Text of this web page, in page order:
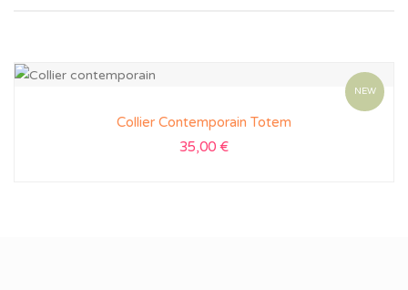
NEW
Collier Contemporain Totem
35,00 €